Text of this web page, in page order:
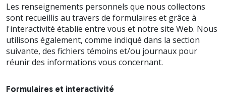
Les renseignements personnels que nous collectons
sont recueillis au travers de formulaires et grâce à
l'interactivité établie entre vous et notre site Web. Nous
utilisons également, comme indiqué dans la section
suivante, des fichiers témoins et/ou journaux pour
réunir des informations vous concernant.
Formulaires et interactivité